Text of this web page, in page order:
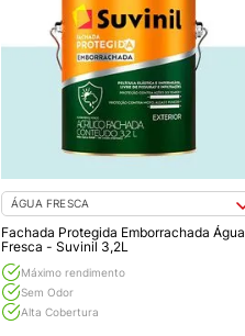
ÁGUA FRESCA
Fachada Protegida Emborrachada Água
Fresca - Suvinil 3,2L
Máximo rendimento
Sem Odor
Alta Cobertura